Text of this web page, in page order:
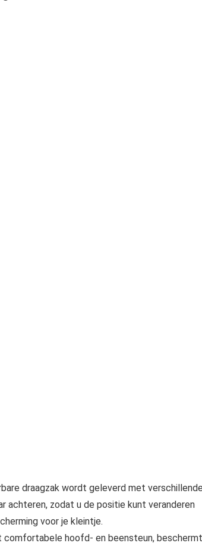
draagzak wordt geleverd met
achteren, zodat u de positie kunt veranderen
voor je kleintje.
comfortabele hoofd- en beensteun, beschermt